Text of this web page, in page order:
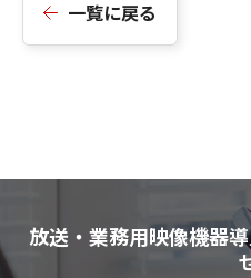
一覧に戻る
放送・業務用映像機器